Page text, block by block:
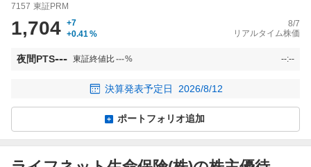
7157 東証PRM
1,704 +7
+0.41 %
8/7
リアルタイム株価
夜間PTS--- 東証終値比---% --:--
決算発表予定日 2026/8/12
ポートフォリオ追加